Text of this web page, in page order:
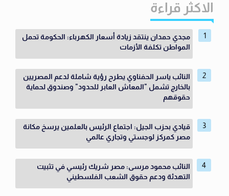
الاكثر قراءة
مجدي حمدان ينتقد زيادة أسعار الكهرباء: الحكومة تحمل
المواطن تكلفة الأزمات
النائب ياسر الحفناوي يطرح رؤية شاملة لدعم المصريين
بالخارج تشمل "المعاش العابر للحدود" وصندوق لحماية
حقوقهم
قيادي بحزب الجيل: اجتماع الرئيس بالعلمين يرسخ مكانة
مصر كمركز لوجستي وتجاري عالمي
النائب محمود مرسى: مصر شريك رئيسي في تثبيت
التهدئة ودعم حقوق الشعب الفلسطيني